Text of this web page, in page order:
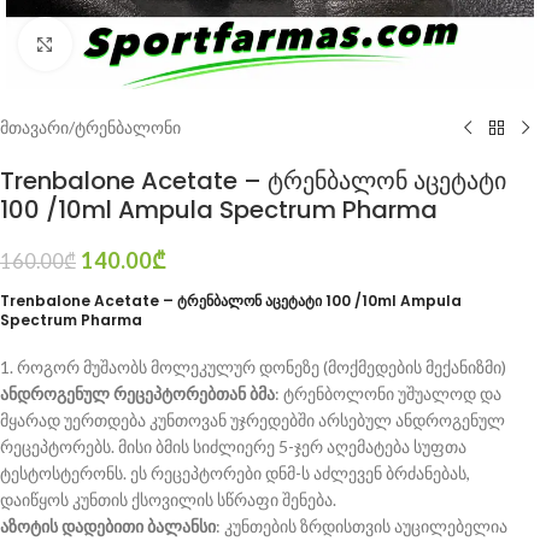
Click to enlarge
მთავარი/ტრენბალონი
Trenbalone Acetate – ტრენბალონ აცეტატი
100 /10ml Ampula Spectrum Pharma
160.00₾ 140.00₾
Trenbalone Acetate – ტრენბალონ აცეტატი 100 /10ml Ampula
Spectrum Pharma
1. როგორ მუშაობს მოლეკულურ დონეზე (მოქმედების მექანიზმი)
ანდროგენულ რეცეპტორებთან ბმა: ტრენბოლონი უშუალოდ და
მყარად უერთდება კუნთოვან უჯრედებში არსებულ ანდროგენულ
რეცეპტორებს. მისი ბმის სიძლიერე 5-ჯერ აღემატება სუფთა
ტესტოსტერონს. ეს რეცეპტორები დნმ-ს აძლევენ ბრძანებას,
დაიწყოს კუნთის ქსოვილის სწრაფი შენება.
აზოტის დადებითი ბალანსი: კუნთების ზრდისთვის აუცილებელია